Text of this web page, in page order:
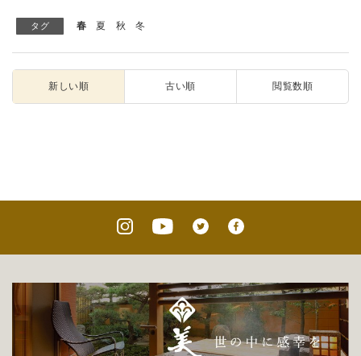
タグ 春 夏 秋 冬
新しい順 古い順 閲覧数順